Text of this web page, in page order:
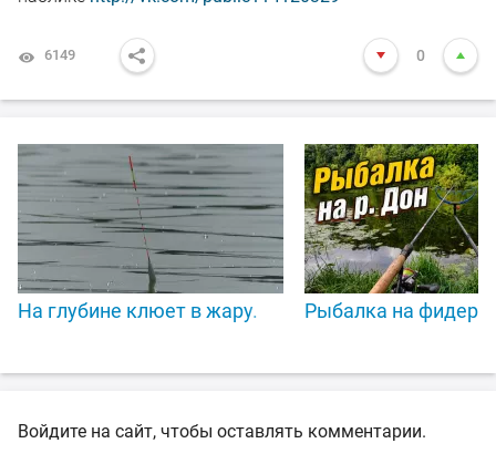
6149 0
На глубине клюет в жару. Рыбалка на фидер
Войдите на сайт, чтобы оставлять комментарии.